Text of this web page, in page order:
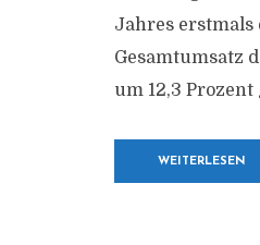
Jahres
Gesamtumsatz
um 12,3
WEITERLESEN